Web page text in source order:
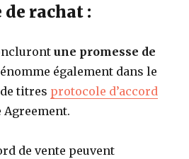
de rachat :
une promesse de
également dans le
titres protocole d’accord
Agreement.
de vente peuvent